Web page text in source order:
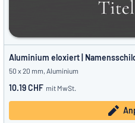
Aluminium eloxiert |
50 x 20 mm, Aluminium
10.19 CHF mit MwSt.